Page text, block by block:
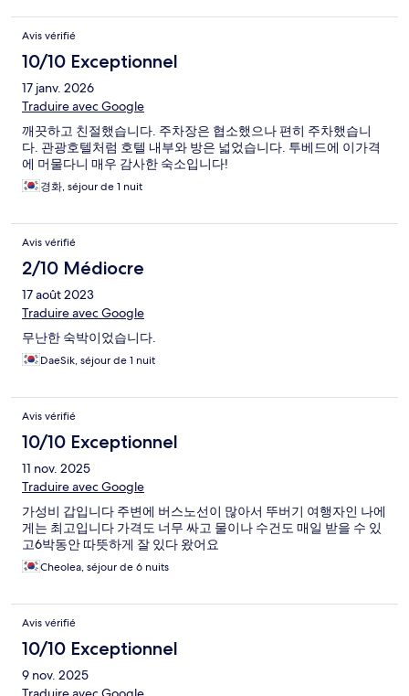
Avis vérifié
10/10 Exceptionnel
17 janv. 2026
Traduire avec Google
깨끗하고 친절했습니다. 주차장은 협소했으나 편히 주차했습니
다. 관광호텔처럼 호텔 내부와 방은 넓었습니다. 투베드에 이가격
에 머물다니 매우 감사한 숙소입니다!
경화, séjour de 1 nuit
Avis vérifié
2/10 Médiocre
17 août 2023
Traduire avec Google
무난한 숙박이었습니다.
DaeSik, séjour de 1 nuit
Avis vérifié
10/10 Exceptionnel
11 nov. 2025
Traduire avec Google
가성비 갑입니다 주변에 버스노선이 많아서 뚜버기 여행자인 나에
게는 최고입니다 가격도 너무 싸고 물이나 수건도 매일 받을 수 있
고6박동안 따뜻하게 잘 있다 왔어요
Cheolea, séjour de 6 nuits
Avis vérifié
10/10 Exceptionnel
9 nov. 2025